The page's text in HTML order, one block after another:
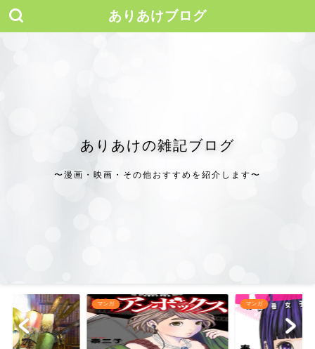
ありあけブログ
ありあけの雑記ブログ
〜漫画・映画・その他おすすめを紹介します〜
マンガ マンガ